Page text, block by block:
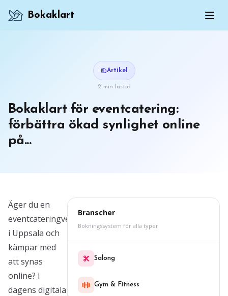
Bokaklart
Artikel
2 min lästid
Bokaklart för eventcatering:
förbättra ökad synlighet online
på...
Äger du en
eventcateringverksamhet
i Uppsala och
kämpar med
att synas
online? I
dagens digitala
Branscher
Bokningssystem för alla typer
Salong
Gym & Fitness